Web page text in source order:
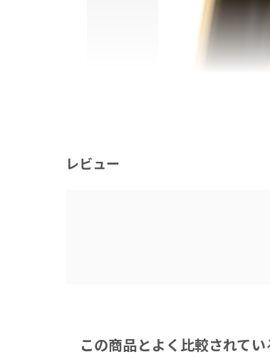
レビュー
この商品とよく比較されて